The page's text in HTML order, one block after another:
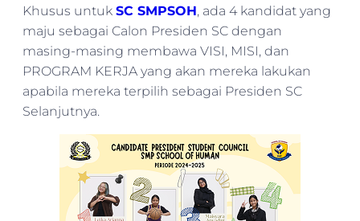
Khusus untuk SC SMPSOH, ada 4 kandidat yang
maju sebagai Calon Presiden SC dengan
masing-masing membawa VISI, MISI, dan
PROGRAM KERJA yang akan mereka lakukan
apabila mereka terpilih sebagai Presiden SC
Selanjutnya.